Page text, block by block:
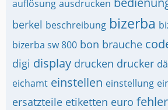
auflösung ausdrucken
berkel beschreibung bizerba
bizerba sw 800 bon brauche
digi display drucken drucker
eichamt einstellen einstellung
ersatzteile etiketten euro fehler